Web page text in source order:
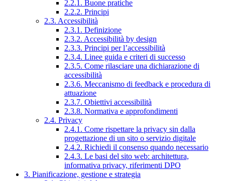
2.2.1. Buone pratiche
2.2.2. Principi
2.3. Accessibilità
2.3.1. Definizione
2.3.2. Accessibilità by design
2.3.3. Principi per l’accessibilità
2.3.4. Linee guida e criteri di successo
2.3.5. Come rilasciare una dichiarazione di
accessibilità
2.3.6. Meccanismo di feedback e procedura di
attuazione
2.3.7. Obiettivi accessibilità
2.3.8. Normativa e approfondimenti
2.4. Privacy
2.4.1. Come rispettare la privacy sin dalla
progettazione di un sito o servizio digitale
2.4.2. Richiedi il consenso quando necessario
2.4.3. Le basi del sito web: architettura,
informativa privacy, riferimenti DPO
3. Pianificazione, gestione e strategia